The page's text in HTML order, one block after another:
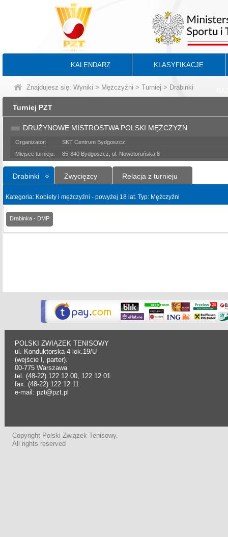
KALENDARZ KLASYFIKACJE
Znajdujesz się: Wyniki > Mężczyźni > Turniej > Drabinki
Turniej PZT
DRUŻYNOWE MISTROSTWA POLSKI MĘŻCZYZN
Organizator:
SKT Centrum Bydgoszcz
Miejsce turnieju:
85-840 Bydgoszcz, ul. Nowotoruńska 8
Drabinki Zwycięzcy Relacja z turnieju
Kategoria: Kobiety i mężczyźni - powyżej 18 lat. Typ: Mężczyźni
Drabinka - DMP
POLSKI ZWIĄZEK TENISOWY
ul. Konduktorska 4 lok.19/U
(wejście I, parter).
00-775 Warszawa
tel. (48-22) 122 12 00, 122 12 01
fax. (48-22) 122 12 11
e-mail: pzt@pzt.pl
Copyright Polski Związek Tenisowy.
All rights reserved